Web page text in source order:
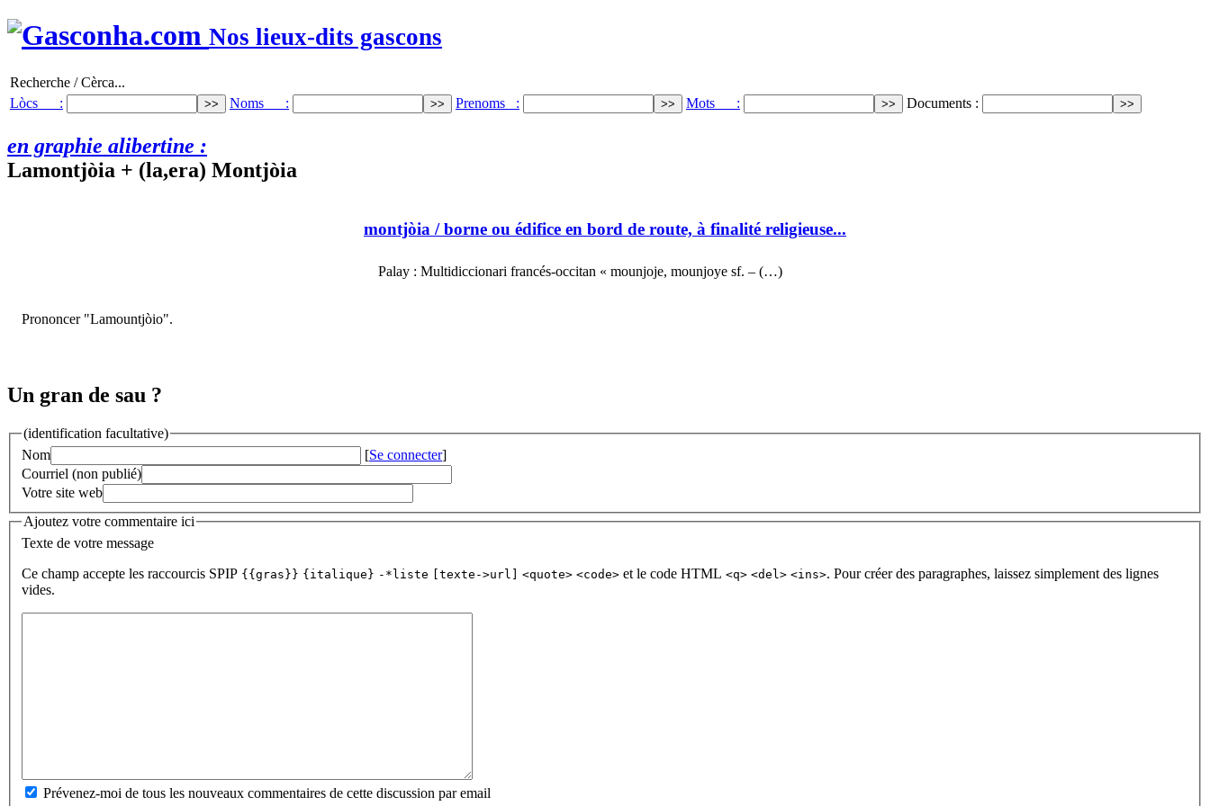
Nos lieux-dits gascons
Recherche / Cèrca...
Lòcs :
Noms : Prenoms : Mots : Documents :
en graphie alibertine :
Lamontjòia + (la,era) Montjòia
montjòia / borne ou édifice en bord de route, à finalité religieuse...
Palay : Multidiccionari francés-occitan « mounjoje, mounjoye sf. – (…)
Prononcer "Lamountjòio".
Un gran de sau ?
(identification facultative)
Nom
[Se connecter]
Courriel (non publié)
Votre site web
Ajoutez votre commentaire ici
Texte de votre message
Ce champ accepte les raccourcis SPIP {{gras}} {italique} -*liste [texte->url] <quote> <code> et le code HTML <q> <del> <ins>. Pour créer des paragraphes, laissez simplement des lignes
vides.
Prévenez-moi de tous les nouveaux commentaires de cette discussion par email